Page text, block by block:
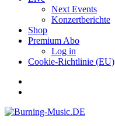
Next Events
Konzertberichte
Shop
Premium Abo
Log in
Cookie-Richtlinie (EU)